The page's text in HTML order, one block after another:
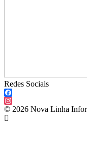
Redes Sociais
Facebook
Instagram
© 2026 Nova Linha